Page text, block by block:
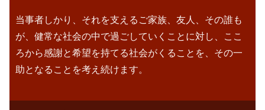
当事者しかり、それを支えるご家族、友人、その誰も
が、 健常な社会の中で過ごしていくことに対し、ここ
ろから感謝と希望を持てる社会がくることを、その一
助となることを考え続けます。